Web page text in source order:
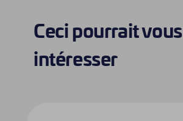
Ceci pourrait vous
intéresser